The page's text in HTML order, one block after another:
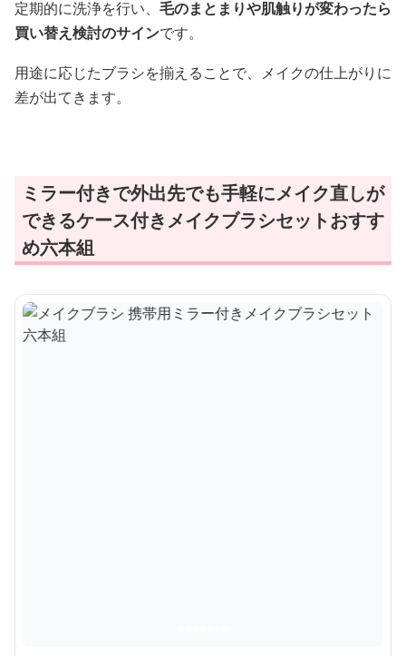
定期的に洗浄を行い、 毛のまとまりや肌触りが変わったら
買い替え検討のサインです。
用途に応じたブラシを揃えることで、メイクの仕上がりに
差が出てきます。
ミラー付きで外出先でも手軽にメイク直しが
できるケース付きメイクブラシセットおすす
め六本組